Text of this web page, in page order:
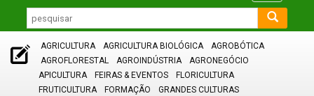
AGRICULTURA AGRICULTURA BIOLÓGICA
AGROBÓTICA
AGROFLORESTAL
AGROINDÚSTRIA
AGRONEGÓCIO
APICULTURA
FEIRAS & EVENTOS
FLORICULTURA
FRUTICULTURA
FORMAÇÃO
GRANDES CULTURAS